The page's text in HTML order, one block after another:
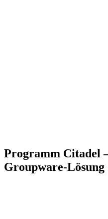
Programm Citadel
Groupware-Lösung